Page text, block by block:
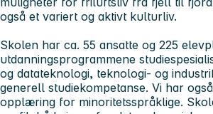
også et variert og aktivt kulturliv.
Skolen har ca. 55 ansatte og 225
utdanningsprogrammene
og datateknologi, teknologi- og
generell studiekompetanse. Vi har
opplæring for minoritetsspråklige.